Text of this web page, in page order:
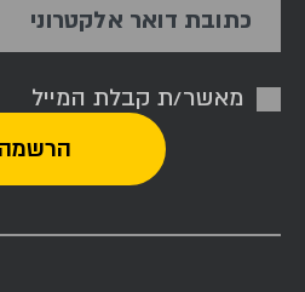
כתובת דואר אלקטרוני
מאשר/ת קבלת המייל